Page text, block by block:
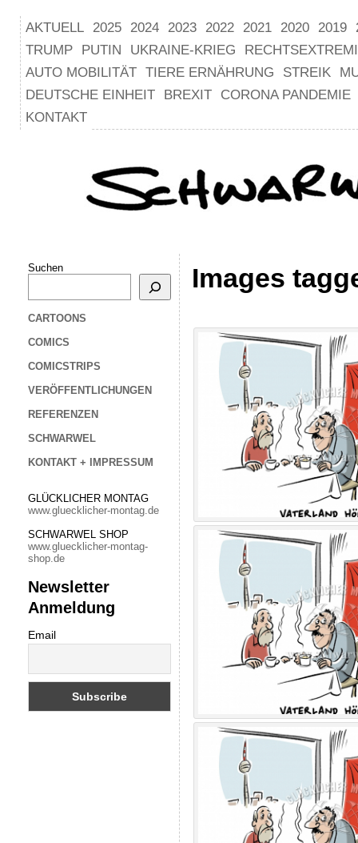
AKTUELL 2025 2024 2023 2022 2021 2020 2019
TRUMP
PUTIN UKRAINE-KRIEG
AUTO MOBILITÄT TIERE ERNÄHRUNG STREIK
DEUTSCHE EINHEIT
BREXIT
CORONA PANDEMIE
KONTAKT
Suchen
CARTOONS
COMICS
COMICSTRIPS
VERÖFFENTLICHUNGEN
REFERENZEN
SCHWARWEL
KONTAKT + IMPRESSUM
GLÜCKLICHER MONTAG
www.gluecklicher-montag.de
SCHWARWEL SHOP
www.gluecklicher-montag-
shop.de
Newsletter
Anmeldung
Email
Images